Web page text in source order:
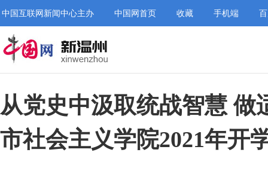
中国互联网新闻中心主办 中国网首页 收藏 手机端
从党史中汲取统战智慧
市社会主义学院2021年开